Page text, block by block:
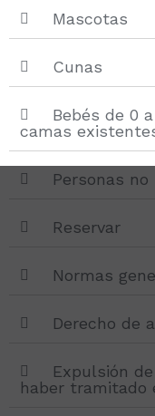
Mascotas
Cunas
Bebés de 0
camas
Personas
Reservar
Normas
Derecho de
Expulsión
haber tramitado